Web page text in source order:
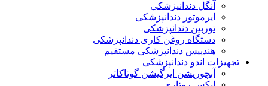
آنگل دندانپزشکی
ایرموتور دندانپزشکی
توربین دندانپزشکی
دستگاه روغن کاری دندانپزشکی
هندپیس دندانپزشکی مستقیم
تجهیزات اندو دندانپزشکی
آبچوریشن ایرگیشن گوتاکاتر